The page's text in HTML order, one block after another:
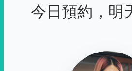
今日預約，明